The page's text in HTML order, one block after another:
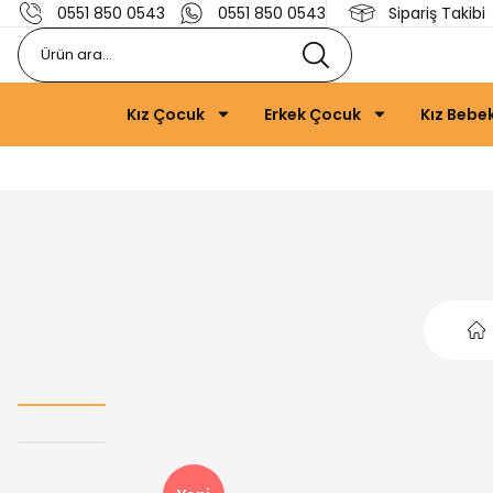
0551 850 0543 0551 850 0543 Sipariş Takibi
Kız Çocuk Erkek Çocuk Kız